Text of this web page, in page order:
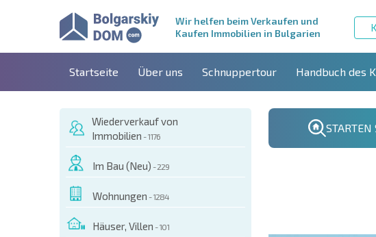
Wir helfen beim Verkaufen und
Kaufen Immobilien in Bulgarien
Startseite Über uns Schnuppertour Handbuch des
Wiederverkauf von
Immobilien - 1176
Im Bau (Neu) - 229
Wohnungen - 1284
Häuser, Villen - 101